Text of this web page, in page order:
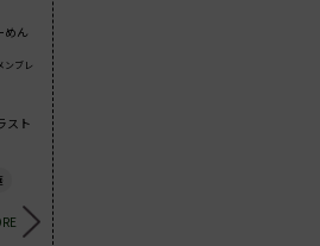
めん
ンブレ
スト